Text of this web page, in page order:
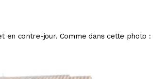
en contre-jour. Comme dans cette photo :